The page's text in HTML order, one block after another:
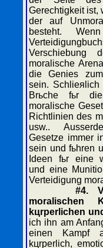
Gerechtigkeit ist,
der auf
besteht.
Verschiebung
moralische
die Genies
sein.
Brьche fьr
moralische
Richtlinien des
usw..
Gesetze immer
sein und fьhren
Ideen fьr eine
und eine
Verteidigung
#4.
kцrperlichen
ich ihn am
einen Kampf
kцrperlich,